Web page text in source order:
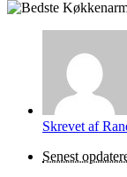
Skrevet af
Senest